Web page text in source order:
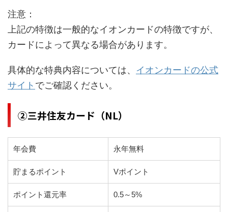
注意：
上記の特徴は一般的なイオンカードの特徴ですが、
カードによって異なる場合があります。
具体的な特典内容については、 イオンカードの公式
サイト でご確認ください。
②三井住友カード（NL）
年会費 永年無料
貯まるポイント Vポイント
ポイント還元率 0.5～5%